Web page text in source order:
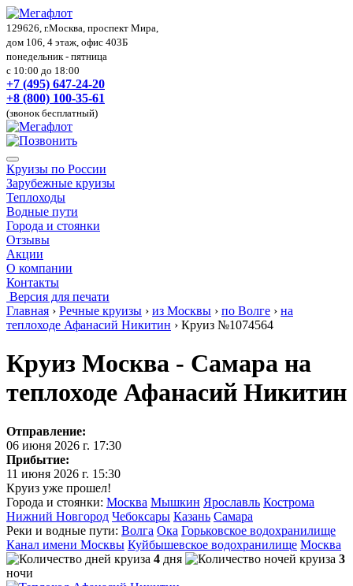
129626, г.Москва, проспект Мира,
дом 106, 4 этаж, офис 403Б
понедельник - пятница
с 10:00 до 18:00
+7 (495) 647-24-20
+8 (800) 100-35-61
(звонок бесплатный)
Круизы по России
Зарубежные круизы
Теплоходы
Водные пути
Города и стоянки
Отзывы
Акции
О компании
Контакты
Версия для печати
Главная › Речные круизы › из Москвы › по Волге › на
теплоходе Афанасий Никитин › Круиз №1074564
Круиз Москва - Самара на
теплоходе Афанасий Никитин
Отправление:
06 июня 2026 г. 17:30
Прибытие:
11 июня 2026 г. 15:30
Круиз уже прошел!
Города и стоянки: Москва Мышкин Ярославль Кострома
Нижний Новгород Чебоксары Казань Самара
Реки и водные пути: Волга Ока Горьковское водохранилище
Канал имени Москвы Куйбышевское водохранилище Москва
4 дня
3
ночи